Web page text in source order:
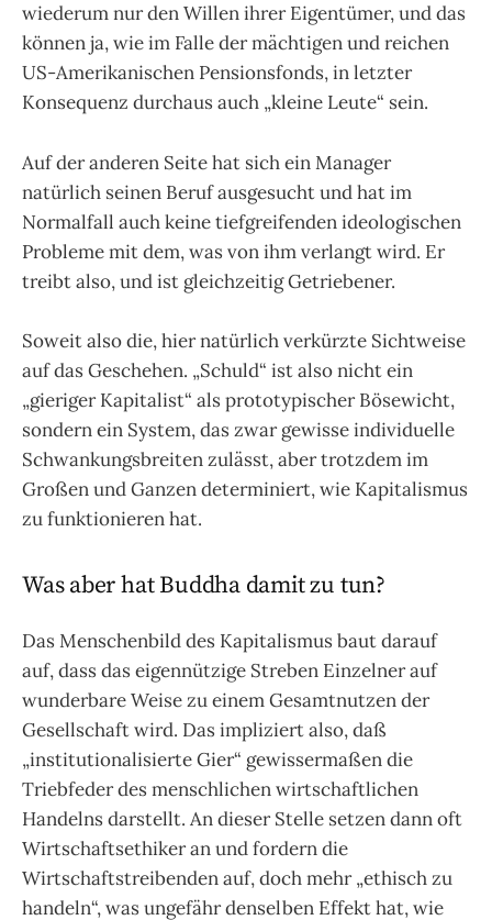
wiederum nur den Willen ihrer Eigentümer, und das
können ja, wie im Falle der mächtigen und reichen
US-Amerikanischen Pensionsfonds, in letzter
Konsequenz durchaus auch „kleine Leute“ sein.
Auf der anderen Seite hat sich ein Manager
natürlich seinen Beruf ausgesucht und hat im
Normalfall auch keine tiefgreifenden ideologischen
Probleme mit dem, was von ihm verlangt wird. Er
treibt also, und ist gleichzeitig Getriebener.
Soweit also die, hier natürlich verkürzte Sichtweise
auf das Geschehen. „Schuld“ ist also nicht ein
„gieriger Kapitalist“ als prototypischer Bösewicht,
sondern ein System, das zwar gewisse individuelle
Schwankungsbreiten zulässt, aber trotzdem im
Großen und Ganzen determiniert, wie Kapitalismus
zu funktionieren hat.
Was aber hat Buddha damit zu tun?
Das Menschenbild des Kapitalismus baut darauf
auf, dass das eigennützige Streben Einzelner auf
wunderbare Weise zu einem Gesamtnutzen der
Gesellschaft wird. Das impliziert also, daß
„institutionalisierte Gier“ gewissermaßen die
Triebfeder des menschlichen wirtschaftlichen
Handelns darstellt. An dieser Stelle setzen dann oft
Wirtschaftsethiker an und fordern die
Wirtschaftstreibenden auf, doch mehr „ethisch zu
handeln“, was ungefähr denselben Effekt hat, wie